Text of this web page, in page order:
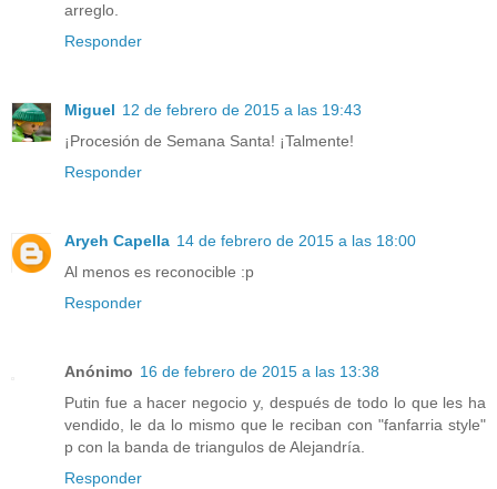
arreglo.
Responder
Miguel 12 de febrero de 2015 a las 19:43
¡Procesión de Semana Santa! ¡Talmente!
Responder
Aryeh Capella 14 de febrero de 2015 a las 18:00
Al menos es reconocible :p
Responder
Anónimo 16 de febrero de 2015 a las 13:38
Putin fue a hacer negocio y, después de todo lo que les ha
vendido, le da lo mismo que le reciban con "fanfarria style"
p con la banda de triangulos de Alejandría.
Responder